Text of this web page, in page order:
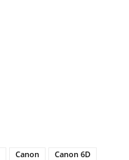
Canon
Canon 6D